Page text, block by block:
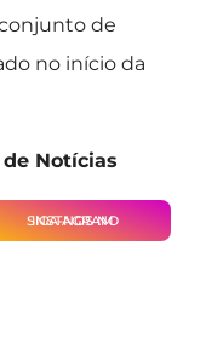
de
no início da
Notícias
SIGA-NOS NO INSTAGRAM